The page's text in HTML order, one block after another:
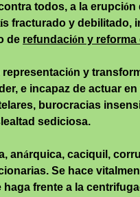
todos, a la erupción
ís fracturado y debilitado,
de refundación y reforma
representación y
e incapaz de actuar
burocracias
sediciosa.
anárquica, caciquil,
Se hace
frente a la